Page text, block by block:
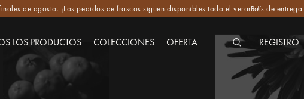
de agosto. ¡Los pedidos de frascos siguen disponibles todo el verano!País de entrega:
LOS PRODUCTOS COLECCIONES OFERTA REGISTRO